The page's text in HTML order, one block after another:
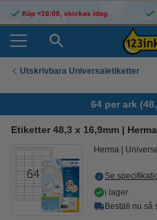
Köp <16:00, skickas idag
Utskrivbara Universaletiketter
64 per ark
Etiketter 48,3 x 16,9mm |
Herma
Se
i lager
Beställ nu så